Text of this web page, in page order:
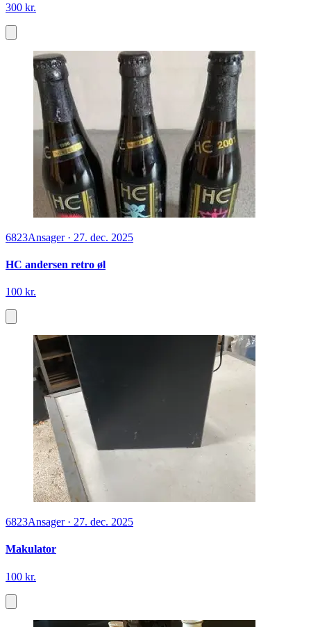
300 kr.
6823Ansager· 27. dec. 2025
HC andersen retro øl
100 kr.
6823Ansager· 27. dec. 2025
Makulator
100 kr.